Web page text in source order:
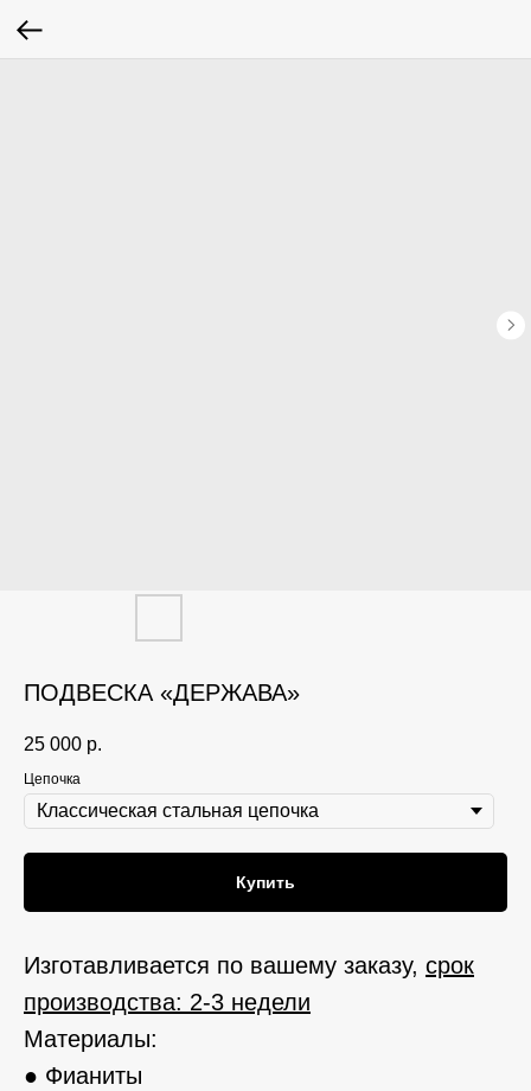
ПОДВЕСКА «ДЕРЖАВА»
25 000 р.
Цепочка
Купить
Изготавливается по вашему заказу, срок
производства: 2-3 недели
Материалы:
● Фианиты